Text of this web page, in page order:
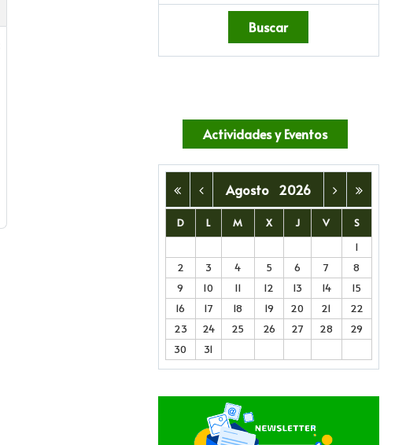
Actividades y Eventos
Agosto 2026
D L M X J V
S
1
2
3 4 5 6 7
8
9
10 11 12 13 14
15
16
17 18 19 20 21
22
23
24 25 26 27 28
29
30
31